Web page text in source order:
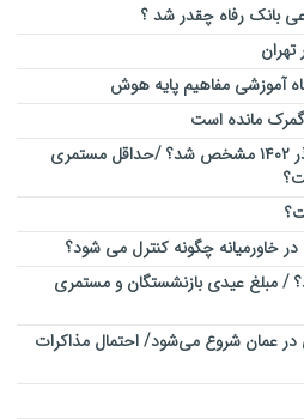
بانک رفاه چقدر شد ؟
آموزشی مفاهیم پایه هوش
زمان واریز مستمری بهزیستی آذر ۱۴۰۲ مشخص شد؟ /حداقل مستمری
خاورمیانه چگونه کنترل می شود؟
/ مبلغ عیدی بازنشستگان و مستمری
در عمان شروع می‌شود/ احتمال مذاکرات